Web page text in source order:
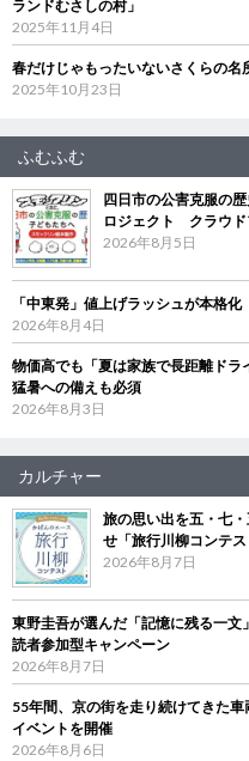
ランドむさしの村」
2025年11月4日
春だけじゃもったいないさくらの名
2025年10月23日
ふむふむ
四日市の公害克服の
ロジェクト クラウド
2026年8月5日
「中東発」値上げラッシュが本格
2026年8月4日
物価高でも「夏は家族で長距離ド
猛暑への備えも必須
2026年8月3日
カルチャー
旅の思い出を五・七
せ「旅行川柳コンテ
2026年8月7日
東野圭吾が選んだ「記憶に残る一
読者参加型キャンペーン
2026年8月7日
55年間、京の街を走り続けてきた
イベントを開催
2026年8月6日